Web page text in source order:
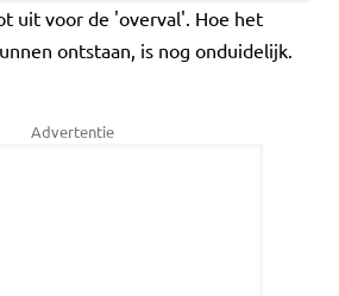
uit voor de 'overval'. Hoe het
ontstaan, is nog onduidelijk.
Advertentie